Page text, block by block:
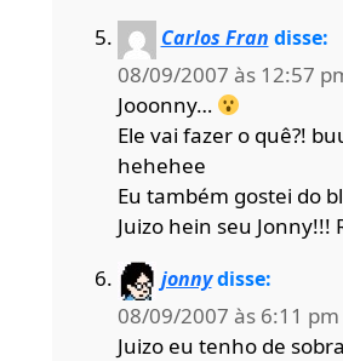
Carlos Fran disse:
08/09/2007 às 12:57
Jooonny…
Ele vai fazer o quê?!
hehehee
Eu também gostei do
Juizo hein seu Jonny!!!
jonny disse:
08/09/2007 às 6:11 pm
Juizo eu tenho de